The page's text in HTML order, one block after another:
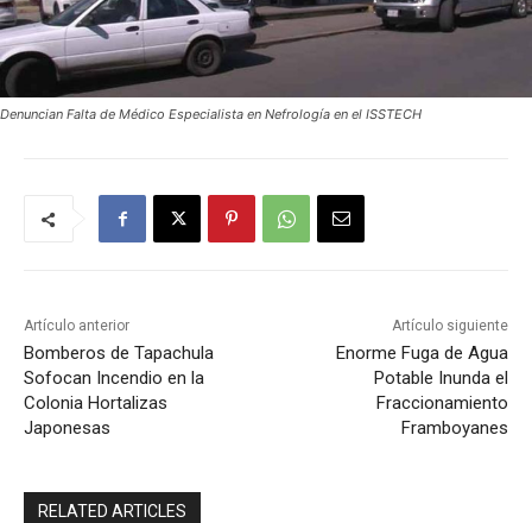
Denuncian Falta de Médico Especialista en Nefrología en el ISSTECH
Artículo anterior
Bomberos de Tapachula
Sofocan Incendio en la
Colonia Hortalizas
Japonesas
Artículo siguiente
Enorme Fuga de Agua
Potable Inunda el
Fraccionamiento
Framboyanes
RELATED ARTICLES